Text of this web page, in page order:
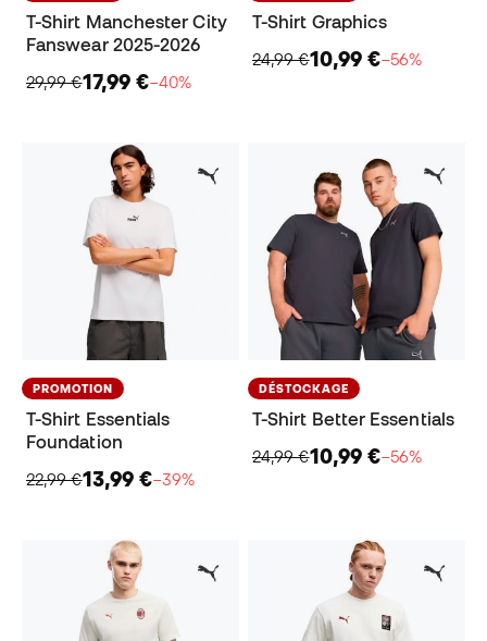
T-Shirt Manchester City
Fanswear 2025-2026
29,99 €17,99 €−40%
T-Shirt Graphics
24,99 €10,99 €−56%
PROMOTION
T-Shirt Essentials
Foundation
22,99 €13,99 €−39%
DÉSTOCKAGE
T-Shirt Better Essentials
24,99 €10,99 €−56%